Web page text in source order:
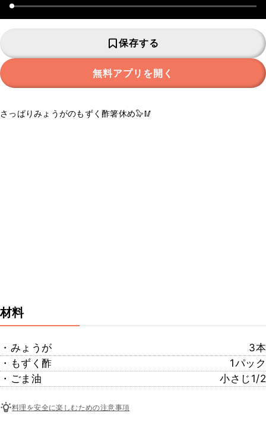
保存する
無料アプリを開く
さっぱりみょうがのもずく酢箸休め🦭🥢
材料
・みょうが
3本
・もずく酢
1パック
・ごま油
小さじ1/2
料理を安全に楽しむための注意事項